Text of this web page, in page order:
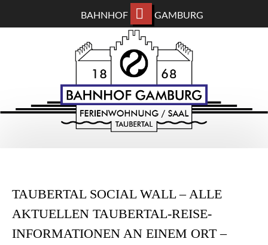
BAHNHOF GAMBURG
BAHNHOF GAMBURG
Ferienwohnung und Eventsaal im Taubertal
TAUBERTAL SOCIAL WALL – ALLE
AKTUELLEN TAUBERTAL-REISE-
INFORMATIONEN AN EINEM ORT –